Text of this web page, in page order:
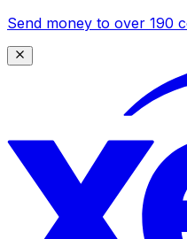
Send money to over 190